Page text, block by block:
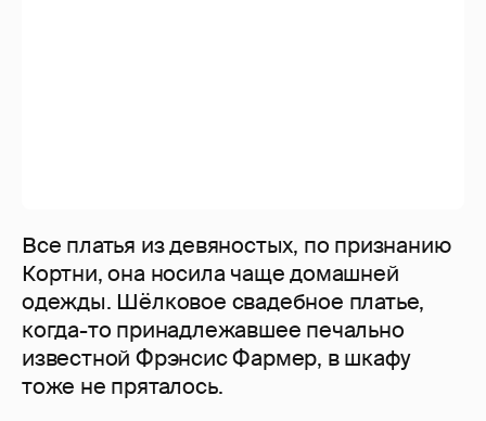
Все платья из девяностых, по признанию
Кортни, она носила чаще домашней
одежды. Шёлковое свадебное платье,
когда-то принадлежавшее печально
известной Фрэнсис Фармер, в шкафу
тоже не пряталось.